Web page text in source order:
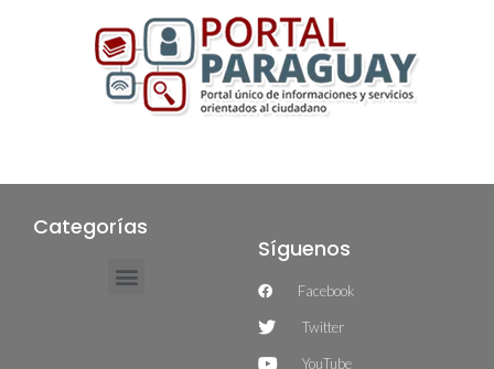
Categorías
Síguenos
Facebook
Twitter
YouTube